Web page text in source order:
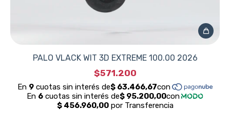
PALO VLACK WIT 3D EXTREME 100.00 2026
$571.200